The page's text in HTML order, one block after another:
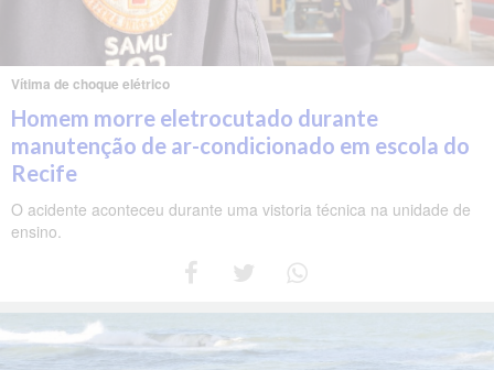
Vítima de choque elétrico
Homem morre eletrocutado durante
manutenção de ar-condicionado em escola do
Recife
O acidente aconteceu durante uma vistoria técnica na unidade de
ensino.